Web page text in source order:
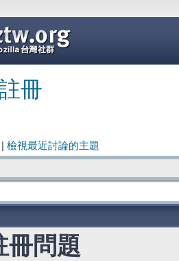
冊
檢視最近討論的主題
冊問題